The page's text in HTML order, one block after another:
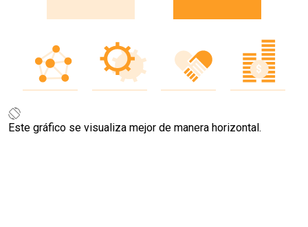
Este gráfico se visualiza mejor de manera horizontal.